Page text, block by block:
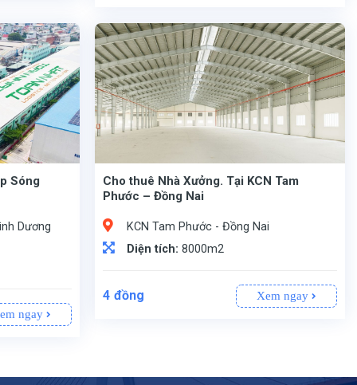
Sóng
Dương
ngay
Cho thuê Nhà Xưởng. Tại KCN Tam
Phước – Đồng Nai
KCN Tam Phước - Đồng Nai
Diện tích:8000m2
4 đồng Xem ngay